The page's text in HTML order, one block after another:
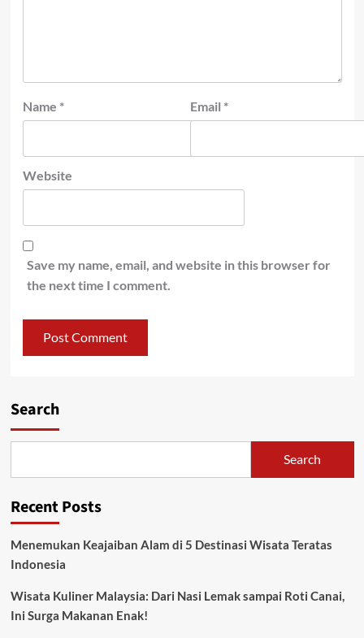
Name * Email *
Website
Save my name, email, and website in this browser for
the next time I comment.
Search
Search
Recent Posts
Menemukan Keajaiban Alam di 5 Destinasi Wisata Teratas
Indonesia
Wisata Kuliner Malaysia: Dari Nasi Lemak sampai Roti Canai,
Ini Surga Makanan Enak!